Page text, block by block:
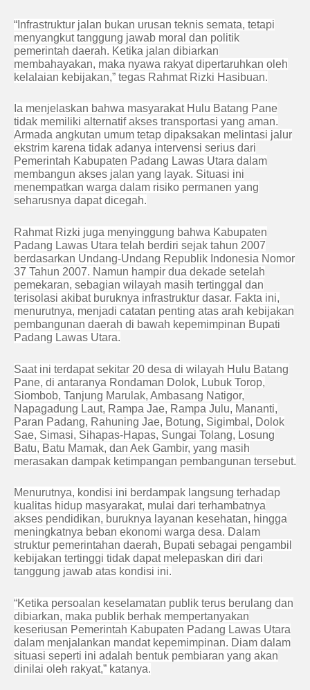
“Infrastruktur jalan bukan urusan teknis semata, tetapi
menyangkut tanggung jawab moral dan politik
pemerintah daerah. Ketika jalan dibiarkan
membahayakan, maka nyawa rakyat dipertaruhkan oleh
kelalaian kebijakan,” tegas Rahmat Rizki Hasibuan.
Ia menjelaskan bahwa masyarakat Hulu Batang Pane
tidak memiliki alternatif akses transportasi yang aman.
Armada angkutan umum tetap dipaksakan melintasi jalur
ekstrim karena tidak adanya intervensi serius dari
Pemerintah Kabupaten Padang Lawas Utara dalam
membangun akses jalan yang layak. Situasi ini
menempatkan warga dalam risiko permanen yang
seharusnya dapat dicegah.
Rahmat Rizki juga menyinggung bahwa Kabupaten
Padang Lawas Utara telah berdiri sejak tahun 2007
berdasarkan Undang-Undang Republik Indonesia Nomor
37 Tahun 2007. Namun hampir dua dekade setelah
pemekaran, sebagian wilayah masih tertinggal dan
terisolasi akibat buruknya infrastruktur dasar. Fakta ini,
menurutnya, menjadi catatan penting atas arah kebijakan
pembangunan daerah di bawah kepemimpinan Bupati
Padang Lawas Utara.
Saat ini terdapat sekitar 20 desa di wilayah Hulu Batang
Pane, di antaranya Rondaman Dolok, Lubuk Torop,
Siombob, Tanjung Marulak, Ambasang Natigor,
Napagadung Laut, Rampa Jae, Rampa Julu, Mananti,
Paran Padang, Rahuning Jae, Botung, Sigimbal, Dolok
Sae, Simasi, Sihapas-Hapas, Sungai Tolang, Losung
Batu, Batu Mamak, dan Aek Gambir, yang masih
merasakan dampak ketimpangan pembangunan tersebut.
Menurutnya, kondisi ini berdampak langsung terhadap
kualitas hidup masyarakat, mulai dari terhambatnya
akses pendidikan, buruknya layanan kesehatan, hingga
meningkatnya beban ekonomi warga desa. Dalam
struktur pemerintahan daerah, Bupati sebagai pengambil
kebijakan tertinggi tidak dapat melepaskan diri dari
tanggung jawab atas kondisi ini.
“Ketika persoalan keselamatan publik terus berulang dan
dibiarkan, maka publik berhak mempertanyakan
keseriusan Pemerintah Kabupaten Padang Lawas Utara
dalam menjalankan mandat kepemimpinan. Diam dalam
situasi seperti ini adalah bentuk pembiaran yang akan
dinilai oleh rakyat,” katanya.